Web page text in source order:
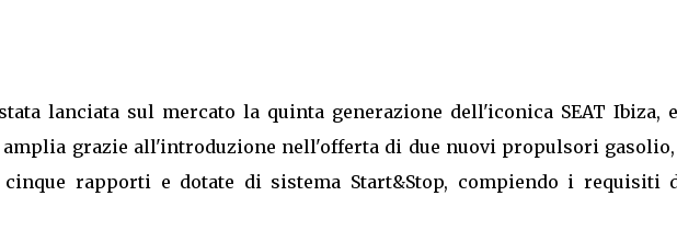
lanciata sul mercato la quinta generazione dell'iconica SEAT Ibiza,
grazie all'introduzione nell'offerta di due nuovi propulsori
cinque rapporti e dotate di sistema Start&Stop, compiendo i requisiti